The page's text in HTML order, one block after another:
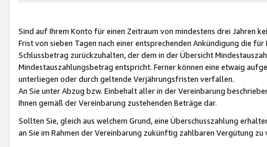
Sind auf Ihrem Konto für einen Zeitraum von mindestens drei Jahren
Frist von sieben Tagen nach einer entsprechenden Ankündigung die
Schlussbetrag zurückzuhalten, der dem in der Übersicht
Mindestauszahlungsbetrag entspricht. Ferner können eine etwaig
unterliegen oder durch geltende Verjährungsfristen verfallen.
An Sie unter Abzug bzw. Einbehalt aller in der Vereinbarung
Ihnen gemäß der Vereinbarung zustehenden Beträge dar.
Sollten Sie, gleich aus welchem Grund, eine Überschusszahlung
an Sie im Rahmen der Vereinbarung zukünftig zahlbaren Vergütung zu